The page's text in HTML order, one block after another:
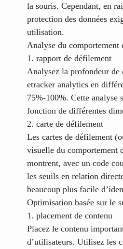
la souris. Cependant, en
protection des données
utilisation.
Analyse du comportement
1. rapport de défilement
Analysez la profondeur de
etracker analytics en
75%-100%. Cette analyse
fonction de différentes
2. carte de défilement
Les cartes de défilement
visuelle du comportement
montrent, avec un code
les seuils en relation
beaucoup plus facile
Optimisation basée sur le
1. placement de contenu
Placez le contenu
d’utilisateurs. Utilisez les